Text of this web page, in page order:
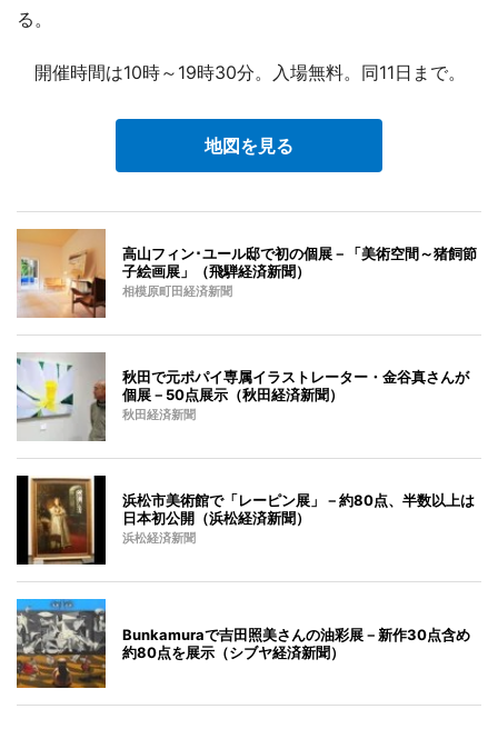
る。
開催時間は10時～19時30分。入場無料。同11日まで。
地図を見る
高山フィン･ユール邸で初の個展－「美術空間～猪飼節
子絵画展」（飛騨経済新聞）
相模原町田経済新聞
秋田で元ポパイ専属イラストレーター・金谷真さんが
個展－50点展示（秋田経済新聞）
秋田経済新聞
浜松市美術館で「レーピン展」－約80点、半数以上は
日本初公開（浜松経済新聞）
浜松経済新聞
Bunkamuraで吉田照美さんの油彩展－新作30点含め
約80点を展示（シブヤ経済新聞）